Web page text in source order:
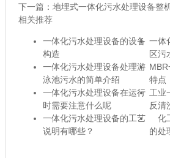
下一篇： 地埋式一体化污水处理设备整
相关推荐
一体化污水处理设备的设备
构造
一体
区污
一体化污水处理设备处理游
泳池污水的简单介绍
特点
一体化污水处理设备在运行
时需要注意什么呢
工业
反清
一体化污水处理设备的工艺
说明有哪些？
化
的处